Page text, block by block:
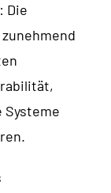
Die